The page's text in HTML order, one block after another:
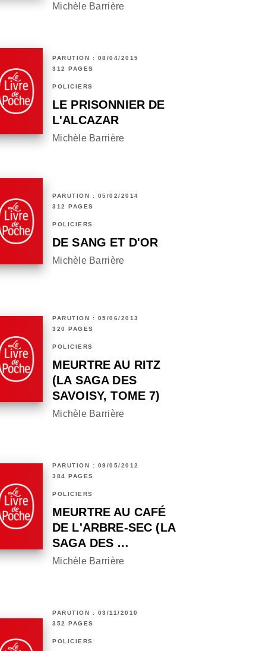
Michèle Barrière
PARUTION : 08/04/2015
312 PAGES
POLICIERS
LE PRISONNIER DE
L'ALCAZAR
Michèle Barrière
PARUTION : 05/02/2014
312 PAGES
POLICIERS
DE SANG ET D'OR
Michèle Barrière
PARUTION : 05/06/2013
320 PAGES
POLICIERS
MEURTRE AU RITZ
(LA SAGA DES
SAVOISY, TOME 7)
Michèle Barrière
PARUTION : 09/05/2012
384 PAGES
POLICIERS
MEURTRE AU CAFÉ
DE L'ARBRE-SEC (LA
SAGA DES …
Michèle Barrière
PARUTION : 03/11/2010
352 PAGES
POLICIERS